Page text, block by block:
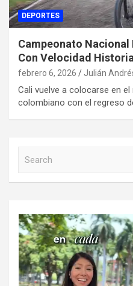
DEPORTES
Campeonato Nacional
Con Velocidad
febrero 6, 2026 Julián
Cali vuelve a colocarse en
colombiano con el regreso
h